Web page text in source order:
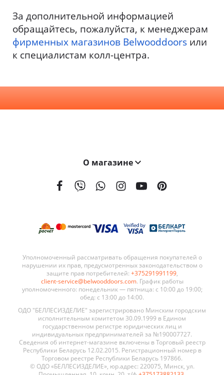
За дополнительной информацией
обращайтесь, пожалуйста, к менеджерам
фирменных магазинов Belwooddoors или
к специалистам колл-центра.
О магазине
Уполномоченный рассматривать обращения покупателей о
нарушении их прав, предусмотренных законодательством о
защите прав потребителей: +375291991199,
client-service@belwooddoors.com. График работы
уполномоченного: понедельник — пятница: с 10:00 до 19:00;
обед: с 13:00 до 14:00.
ОДО "БЕЛЛЕСИЗДЕЛИЕ" зарегистрировано Минским городским
исполнительным комитетом 30.09.1999 в Едином
государственном регистре юридических лиц и
индивидуальных предпринимателей за №190007727.
Сведения об интернет-магазине включены в Торговый реестр
Республики Беларусь 12.02.2015. Регистрационный номер в
Торговом реестре Республики Беларусь 197866.
© ОДО «БЕЛЛЕСИЗДЕЛИЕ», юр.адрес: 220075, Минск, ул.